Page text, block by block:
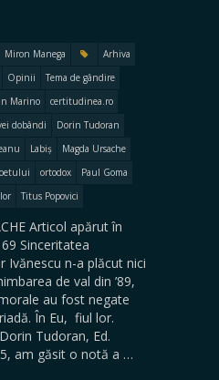
Miron Manega
Arhiva
Opinii
Tema de gândire
Marino
certitudinea.ro
dobândi
Dorin Tudoran
Labiș
Magda Ursache
ortodox
Paul Goma
Titus Popovici
Articol apărut în
Sinceritatea
Ivănescu n-a plăcut nici
de val din ’89,
au fost negate
În Eu, fiul lor.
Tudoran, Ed.
am găsit o notă a …